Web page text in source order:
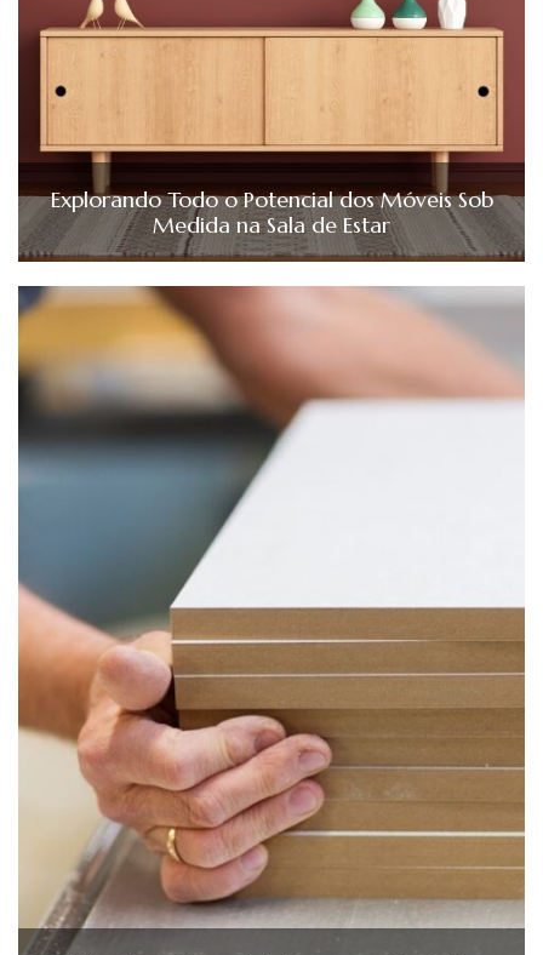
Explorando Todo o Potencial dos Móveis Sob
Medida na Sala de Estar